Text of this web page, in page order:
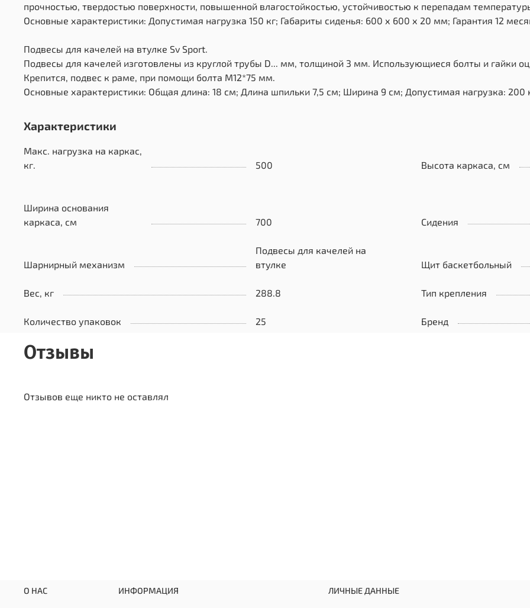
прочностью, твердостью поверхности, повышенной влагостойкостью, устойчивостью к перепадам
Основные характеристики: Допустимая нагрузка 150 кг; Габариты сиденья: 600 х 600 х 20 мм; Гарантия 12
Подвесы для качелей на втулке Sv Sport.
Подвесы для качелей изготовлены из круглой трубы D... мм, толщиной 3 мм. Использующиеся болты и гайки
Крепится, подвес к раме, при помощи болта М12*75 мм.
Основные характеристики: Общая длина: 18 см; Длина шпильки 7,5 см; Ширина 9 см; Допустимая нагрузка: 200
Характеристики
Макс. нагрузка на каркас,
кг.
500 Высота каркаса, см
Ширина основания
каркаса, см
700 Сидения
Шарнирный механизм
Подвесы для качелей на
втулке
Щит баскетбольный
Вес, кг 288.8 Тип крепления
Количество упаковок 25 Бренд
Отзывы
Отзывов еще никто не оставлял
О НАС ИНФОРМАЦИЯ ЛИЧНЫЕ ДАННЫЕ